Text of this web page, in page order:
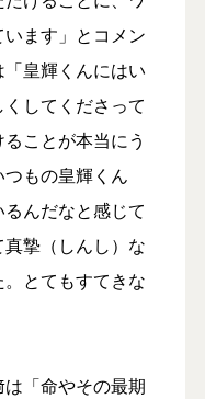
ます」とコメン
皇輝くんにはい
してくださって
ことが本当にう
もの皇輝くん
んだなと感じて
摯（しんし）な
とてもすてきな
「命やその最期